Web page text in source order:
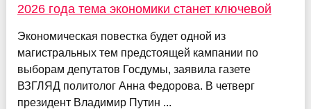
2026 года тема экономики станет ключевой
Экономическая повестка будет одной из
магистральных тем предстоящей кампании по
выборам депутатов Госдумы, заявила газете
ВЗГЛЯД политолог Анна Федорова. В четверг
президент Владимир Путин ...